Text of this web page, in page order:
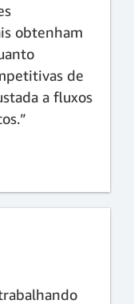
obtenham
de
a fluxos